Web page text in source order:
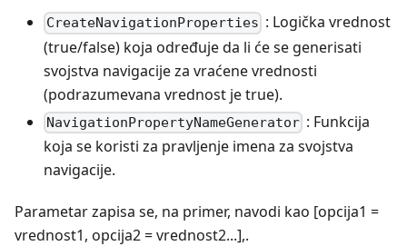
CreateNavigationProperties : Logička vrednost
(true/false) koja određuje da li će se generisati
svojstva navigacije za vraćene vrednosti
(podrazumevana vrednost je true).
NavigationPropertyNameGenerator : Funkcija
koja se koristi za pravljenje imena za svojstva
navigacije.
Parametar zapisa se, na primer, navodi kao [opcija1 =
vrednost1, opcija2 = vrednost2...],.